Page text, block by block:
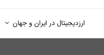
ارزدیجیتال در ایران و جهان